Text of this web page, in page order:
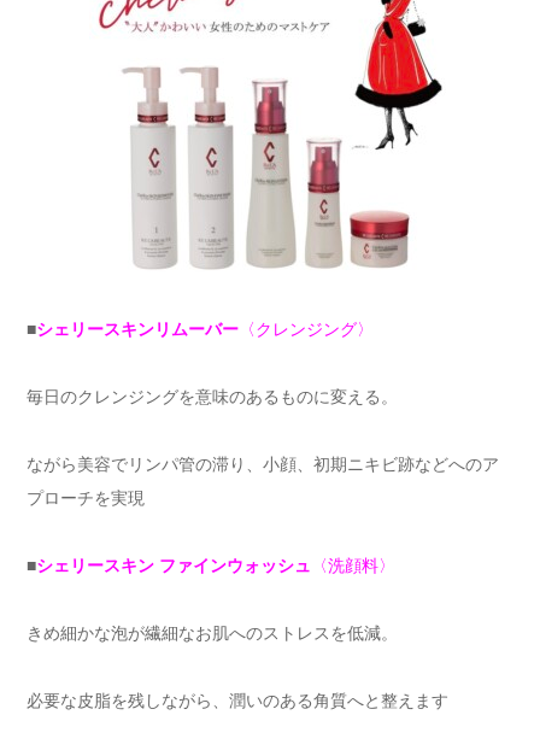
■シェリースキンリムーバー 〈クレンジング〉
毎日のクレンジングを意味のあるものに変える。
ながら美容でリンパ管の滞り、小顔、初期ニキビ跡などへのア
プローチを実現
■シェリースキン ファインウォッシュ 〈洗顔料〉
きめ細かな泡が繊細なお肌へのストレスを低減。
必要な皮脂を残しながら、潤いのある角質へと整えます